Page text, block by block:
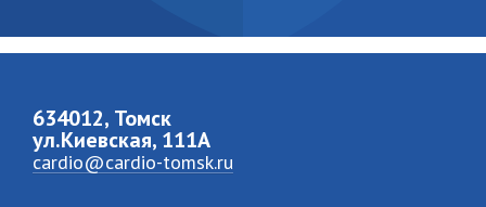
634012, Томск
ул.Киевская, 111A
cardio@cardio-tomsk.ru